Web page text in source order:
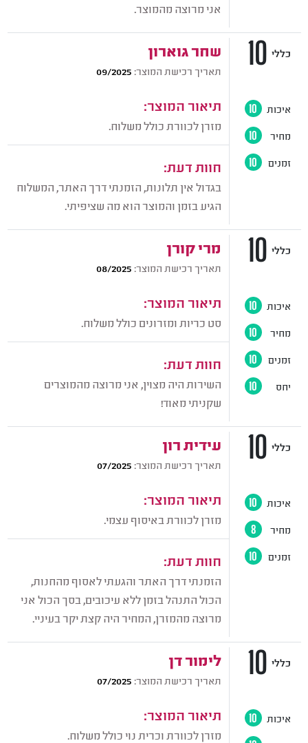
אני מרוצה מהמוצר.
שחר גוארון
תאריך רכישת המוצר: 09/2025
תיאור המוצר:
מזרן לכוורת כולל משלוח.
חוות דעת:
בגדול אין תלונות, הזמנתי דרך האתר, המשלוח
הגיע בזמן והמוצר הוא מה שציפיתי.
10 כללי
איכות 10
מחיר 10
זמנים 10
מרי קורן
תאריך רכישת המוצר: 08/2025
תיאור המוצר:
סט כריות ומזרונים כולל משלוח.
חוות דעת:
השירות היה מצוין, אני מרוצה מהמוצרים
שקניתי מאוד!
10 כללי
איכות 10
מחיר 10
זמנים 10
יחס 10
עידית רון
תאריך רכישת המוצר: 07/2025
תיאור המוצר:
מזרן לכוורת באיסוף עצמי.
חוות דעת:
הזמנתי דרך האתר והגעתי לאסוף מהחנות,
הכול התנהל בזמן ללא עיכובים, בסך הכול אני
מרוצה מהמזרן, המחיר היה קצת יקר בעיניי.
10 כללי
איכות 10
מחיר 8
זמנים 10
לימור דן
תאריך רכישת המוצר: 07/2025
תיאור המוצר:
מזרן לכוורת וכרית נוי כולל משלוח.
10 כללי
איכות 10